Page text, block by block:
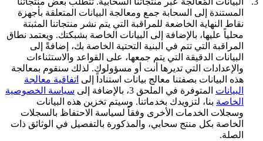
المستندة إلى السحابة جمع ومعالجة البيانات المتعلقة بأجهزة
نقاط النهاية الخاضعة للمراقبة التي يتم نشر منتجاتنا المثبتة
محلياً عليها، بالإضافة إلى البيانات الخاصة بشبكتك. ويعتمد نطاق
المراقبة التي تتم في البنية التحتية الخاصة بك، إضافةً إلى
البيانات الدقيقة التي يتم جمعها، على القواعد والاستثناءات
والإعدادات التي تديرها أنت أو مسؤولوك. لذلك سنقوم بمعالجة
هذه البيانات بصفتنا معالج بيانات استناداً إلى اتفاقية معالجة
البيانات المتوفرة في الملحق 3، بالإضافة إلى
سياسة الخصوصية
الخاصة بنا، لتزويدك بخدماتنا. وسيتم تخزين هذه البيانات
وسجلات الخدمات الأخرى وفقاً لسياسة الاحتفاظ بالسجلات
الخاصة بكل منتج سحابي، والمذكورة بالتفصيل في الوثائق ذات
الصلة.